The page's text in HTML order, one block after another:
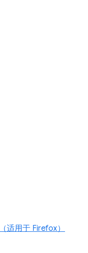
适用于 Firefox）